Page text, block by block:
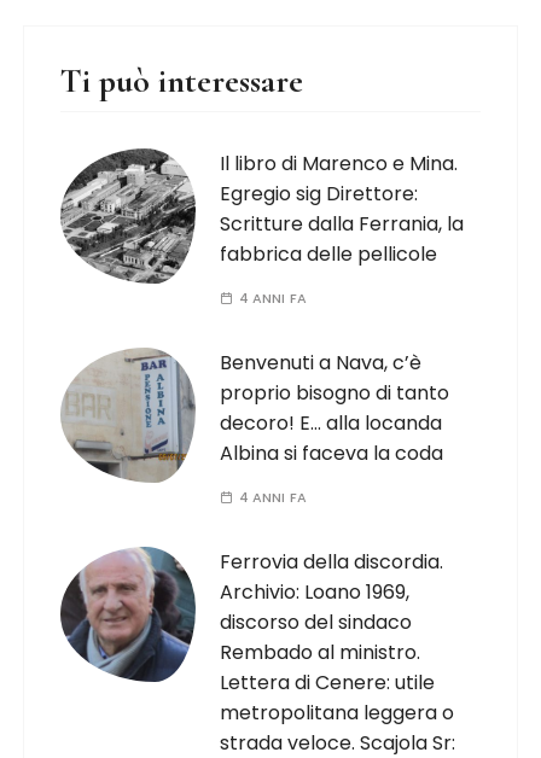
Ti può interessare
Il libro di Marenco e Mina.
Egregio sig Direttore:
Scritture dalla Ferrania, la
fabbrica delle pellicole
4 ANNI FA
Benvenuti a Nava, c’è
proprio bisogno di tanto
decoro! E… alla locanda
Albina si faceva la coda
4 ANNI FA
Ferrovia della discordia.
Archivio: Loano 1969,
discorso del sindaco
Rembado al ministro.
Lettera di Cenere: utile
metropolitana leggera o
strada veloce. Scajola Sr: